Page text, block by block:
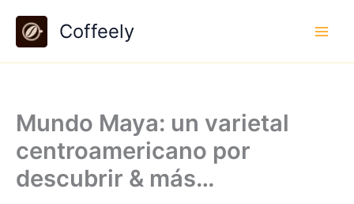
content
Coffeely
Mundo Maya: un varietal
centroamericano por
descubrir & más…